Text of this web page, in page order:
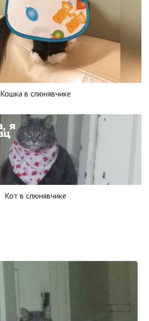
Кошка в слюнявчике
Кот в слюнявчике